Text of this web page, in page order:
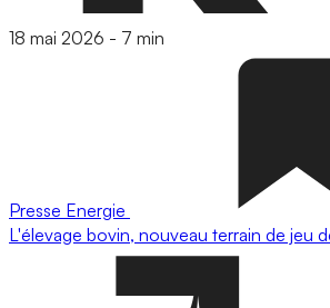
18 mai 2026 - 7 min
Presse Energie
L'élevage bovin, nouveau terrain de jeu